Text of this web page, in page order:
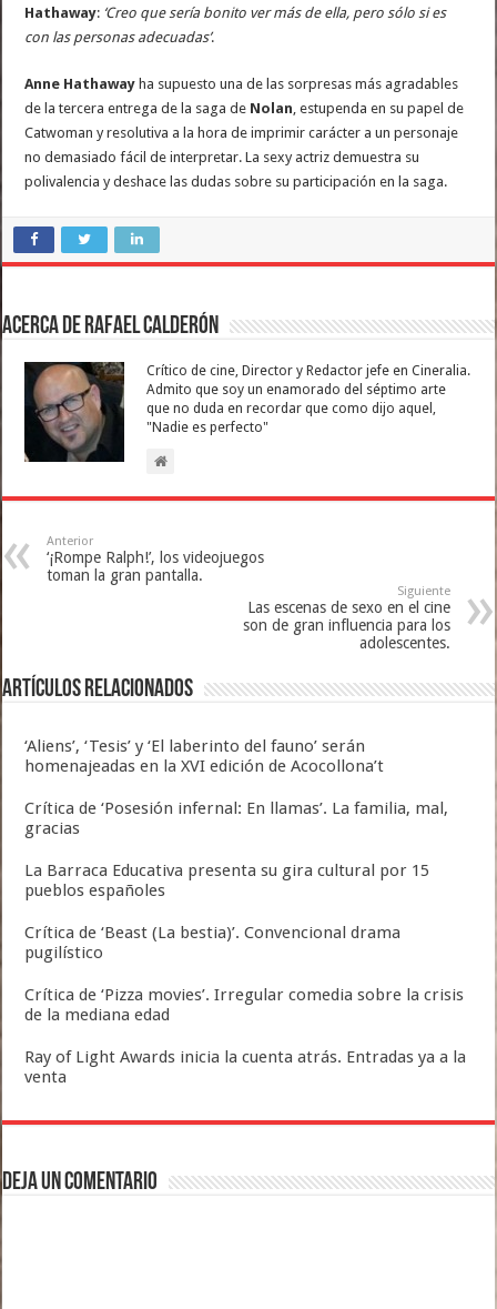
Hathaway: ‘Creo que sería bonito ver más de ella, pero sólo si es
con las personas adecuadas’.
Anne Hathaway ha supuesto una de las sorpresas más agradables
de la tercera entrega de la saga de Nolan, estupenda en su papel de
Catwoman y resolutiva a la hora de imprimir carácter a un personaje
no demasiado fácil de interpretar. La sexy actriz demuestra su
polivalencia y deshace las dudas sobre su participación en la saga.
Acerca de Rafael Calderón
Crítico de cine, Director y Redactor jefe en Cineralia.
Admito que soy un enamorado del séptimo arte
que no duda en recordar que como dijo aquel,
"Nadie es perfecto"
Anterior
‘¡Rompe Ralph!’, los videojuegos
toman la gran pantalla.
Siguiente
Las escenas de sexo en el cine
son de gran influencia para los
adolescentes.
Artículos relacionados
‘Aliens’, ‘Tesis’ y ‘El laberinto del fauno’ serán
homenajeadas en la XVI edición de Acocollona’t
Crítica de ‘Posesión infernal: En llamas’. La familia, mal,
gracias
La Barraca Educativa presenta su gira cultural por 15
pueblos españoles
Crítica de ‘Beast (La bestia)’. Convencional drama
pugilístico
Crítica de ‘Pizza movies’. Irregular comedia sobre la crisis
de la mediana edad
Ray of Light Awards inicia la cuenta atrás. Entradas ya a la
venta
Deja un comentario